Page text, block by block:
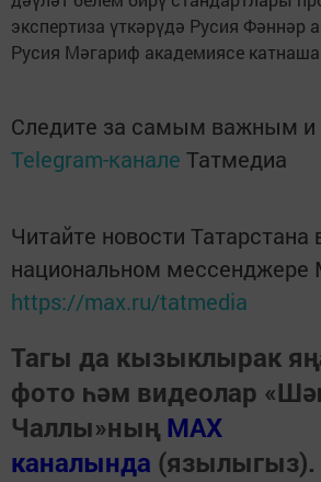
экспертиза үткәрүдә Русия Фәннәр
Русия Мәгариф академиясе
Следите за самым важным и
Telegram-канале Татмедиа
Читайте новости Татарстана
национальном мессенджере
https://max.ru/tatmedia
Тагы да кызыклырак
фото һәм видеолар
Чаллы»ның MAX
каналында (язылыгыз).